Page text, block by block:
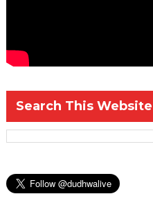
Search This Website